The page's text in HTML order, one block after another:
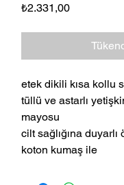
₺2.331,00Fiyat
etek dikili kısa kollu
tüllü ve astarlı
mayosu
cilt sağlığına
koton kumaş ile